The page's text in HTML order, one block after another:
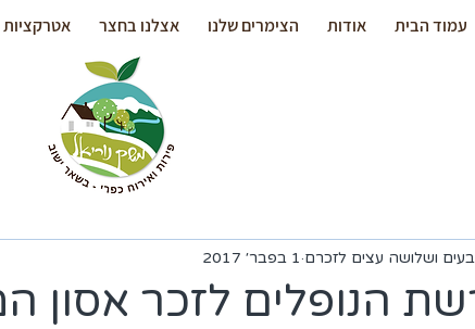
עמוד הבית אודות הצימרים שלנו אצלנו בחצר אטרקציות
הנופלים לזכר אסון
ושלושה עצים לזכרם 1 בפבר׳ 2017